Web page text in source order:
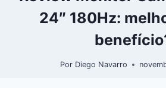
24″ 180Hz:
Por Diego Navarro